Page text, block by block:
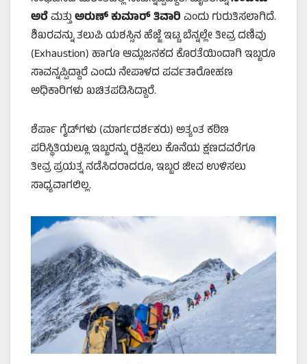
ಅರೆಮತ್ತುಅರುಣ್ ಕುಮಾರ್ ತಿವಾರಿಎಂದು ಗುರುತಿಸಲಾಗಿದೆ.
ಶಿಖರವನ್ನು ತಲುಪಿ ಯಶಸ್ಸಿನ ಹೆಜ್ಜೆ ಇಟ್ಟ ಬೆನ್ನಲ್ಲೇ ತೀವ್ರ ದಣಿವು
(Exhaustion) ಹಾಗೂ ಆಮ್ಲಜನಕದ ಕೊರತೆಯಿಂದಾಗಿ ಇಬ್ಬರೂ
ಸಾವನ್ನಪ್ಪಿದ್ದಾರೆ ಎಂದು ನೇಪಾಳದ ಪರ್ವತಾರೋಹಣ
ಅಧಿಕಾರಿಗಳು ಖಚಿತಪಡಿಸಿದ್ದಾರೆ.
ಶೆರ್ಪಾ ಗೈಡ್‌ಗಳು (ಮಾರ್ಗದರ್ಶಕರು) ಅತ್ಯಂತ ಕಠಿಣ
ಪರಿಸ್ಥಿತಿಯಲ್ಲೂ ಇಬ್ಬರನ್ನು ರಕ್ಷಿಸಲು ಕೊನೆಯ ಕ್ಷಣದವರೆಗೂ
ತೀವ್ರ ಪ್ರಯತ್ನ ನಡೆಸಿದರಾದರೂ, ಇಬ್ಬರ ಜೀವ ಉಳಿಸಲು
ಸಾಧ್ಯವಾಗಲಿಲ್ಲ.